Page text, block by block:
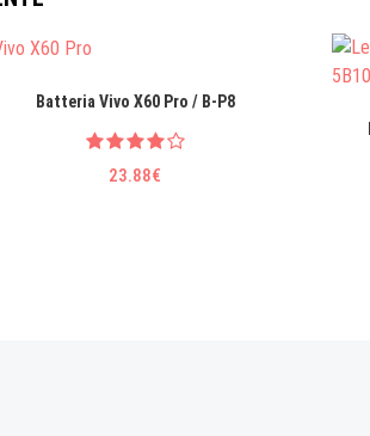
Batteria Vivo X60 Pro / B-P8
23.88€